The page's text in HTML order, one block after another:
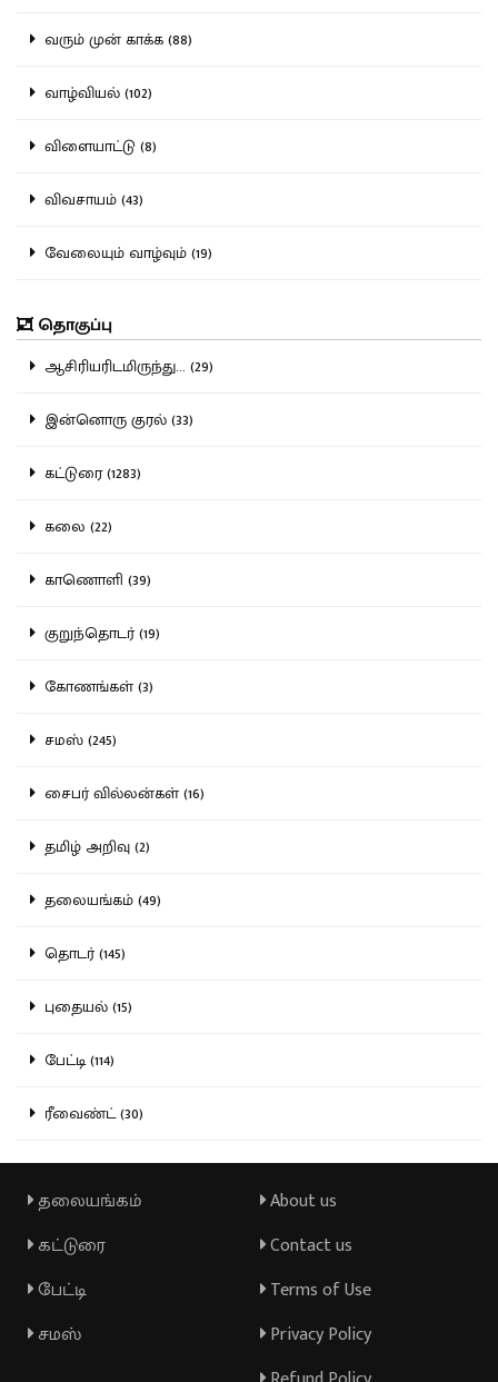
வரும் முன் காக்க (88)
வாழ்வியல் (102)
விளையாட்டு (8)
விவசாயம் (43)
வேலையும் வாழ்வும் (19)
தொகுப்பு
ஆசிரியரிடமிருந்து... (29)
இன்னொரு குரல் (33)
கட்டுரை (1283)
கலை (22)
காணொளி (39)
குறுந்தொடர் (19)
கோணங்கள் (3)
சமஸ் (245)
சைபர் வில்லன்கள் (16)
தமிழ் அறிவு (2)
தலையங்கம் (49)
தொடர் (145)
புதையல் (15)
பேட்டி (114)
ரீவைண்ட் (30)
தலையங்கம்
கட்டுரை
பேட்டி
சமஸ்
About us
Contact us
Terms of Use
Privacy Policy